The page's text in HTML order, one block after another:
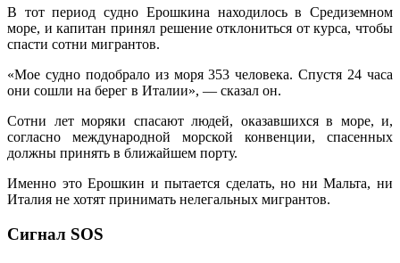
В тот период судно Ерошкина находилось в Средиземном
море, и капитан принял решение отклониться от курса, чтобы
спасти сотни мигрантов.
«Мое судно подобрало из моря 353 человека. Спустя 24 часа
они сошли на берег в Италии», — сказал он.
Сотни лет моряки спасают людей, оказавшихся в море, и,
согласно международной морской конвенции, спасенных
должны принять в ближайшем порту.
Именно это Ерошкин и пытается сделать, но ни Мальта, ни
Италия не хотят принимать нелегальных мигрантов.
Сигнал SOS